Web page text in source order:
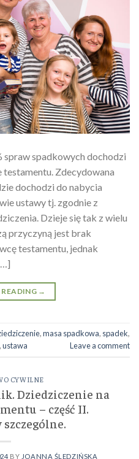
spraw spadkowych dochodzi
Zdecydowana
dochodzi do nabycia
ustawy tj. zgodnie z
Dzieje się tak z wielu
przyczyną jest brak
testamentu, jednak
→
,masa spadkowa, spadek,
,ustawa Leave a comment
CYWILNE
Dziedziczenie na
– część II.
BY JOANNA ŚLEDZIŃSKA